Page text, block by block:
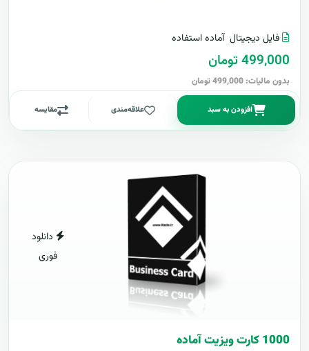
فایل دیجیتال آماده استفاده
499,000 تومان
بدون مالیات: 499,000 تومان
افزودن به سبد علاقه‌مندی مقایسه
دانلود
فوری
1000 کارت ويزيت آماده